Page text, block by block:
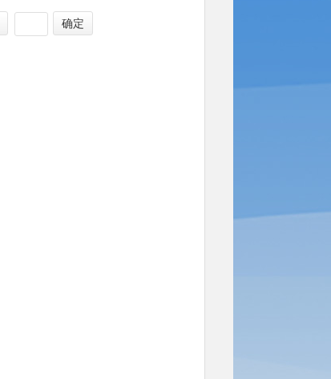
确定